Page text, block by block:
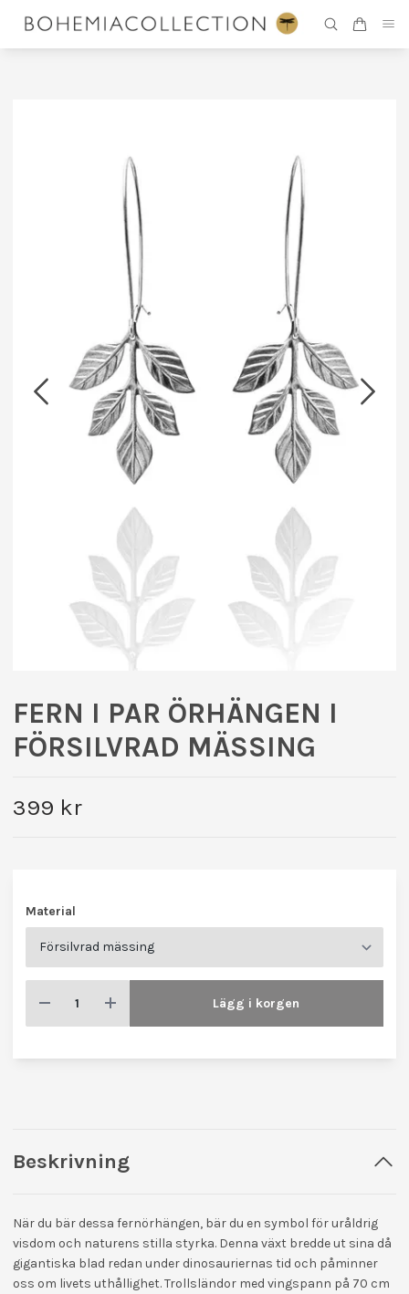
FERN I PAR ÖRHÄNGEN I
FÖRSILVRAD MÄSSING
399 kr
Material
Lägg i korgen
Beskrivning
När du bär dessa fernörhängen, bär du en symbol för uråldrig
visdom och naturens stilla styrka. Denna växt bredde ut sina då
gigantiska blad redan under dinosauriernas tid och påminner
oss om livets uthållighet. Trollsländor med vingspann på 70 cm